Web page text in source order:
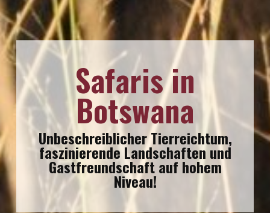
Safaris in
Botswana
Unbeschreiblicher Tierreichtum,
faszinierende Landschaften und
Gastfreundschaft auf hohem
Niveau!